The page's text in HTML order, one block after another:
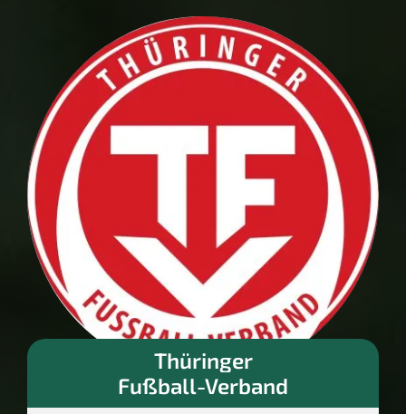
Thüringer
Fußball-Verband